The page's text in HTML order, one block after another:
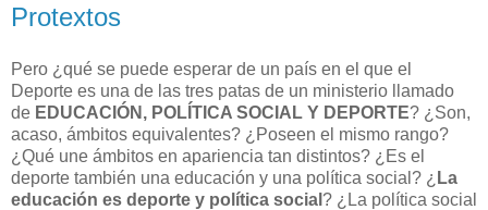
Protextos
Pero ¿qué se puede esperar de un país en el que el
Deporte es una de las tres patas de un ministerio llamado
de EDUCACIÓN, POLÍTICA SOCIAL Y DEPORTE? ¿Son,
acaso, ámbitos equivalentes? ¿Poseen el mismo rango?
¿Qué une ámbitos en apariencia tan distintos? ¿Es el
deporte también una educación y una política social? ¿ La
educación es deporte y política social ? ¿La política social